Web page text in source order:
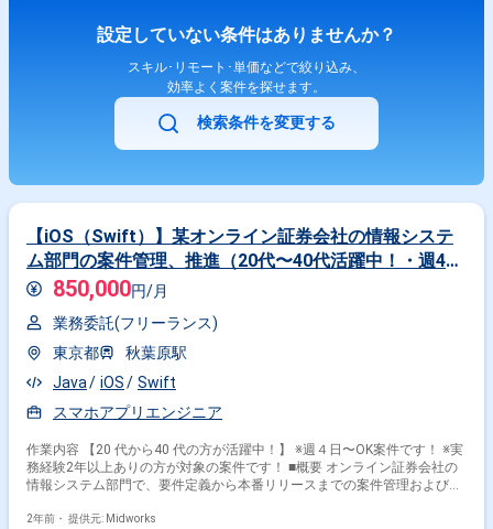
設定していない条件はありませんか？
スキル･リモート･単価などで絞り込み、
効率よく案件を探せます。
検索条件を変更する
【iOS（Swift）】某オンライン証券会社の情報システ
ム部門の案件管理、推進（20代〜40代活躍中！・週4日
以上稼働可能な方にぴったり！）
850,000円/月
業務委託(フリーランス)
東京都
秋葉原駅
Java
iOS
Swift
スマホアプリエンジニア
作業内容 【20 代から40 代の方が活躍中！】 ※週４日〜OK案件です！ ※実
務経験2年以上ありの方が対象の案件です！ ■概要 オンライン証券会社の
情報システム部門で、要件定義から本番リリースまでの案件管理および推
ーコントロールが業務の中心です。 ■具体的な業務内容 ・情報システム部
2年前・ 提供元: Midworks